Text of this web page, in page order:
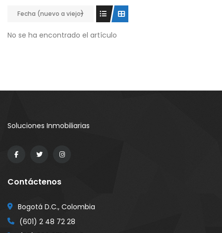
Fecha (nuevo a viejo)
No se ha encontrado el artículo
Soluciones Inmobiliarias
Contáctenos
Bogotá D.C., Colombia
(601) 2 48 72 28